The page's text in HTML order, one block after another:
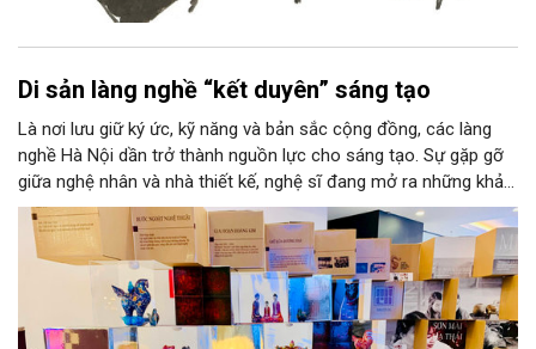
Di sản làng nghề “kết duyên” sáng tạo
Là nơi lưu giữ ký ức, kỹ năng và bản sắc cộng đồng, các làng
nghề Hà Nội dần trở thành nguồn lực cho sáng tạo. Sự gặp gỡ
giữa nghệ nhân và nhà thiết kế, nghệ sĩ đang mở ra những khả
năng phát triển mới cho thủ công đương đại trên nền tảng di
sản. Từ những cuộc “kết duyên” đầy cảm hứng ấy, Hà Nội đang
khơi thông mạch ngầm của hệ sinh thái thủ công, biến vốn cổ
thành động lực bền vững cho tương lai.